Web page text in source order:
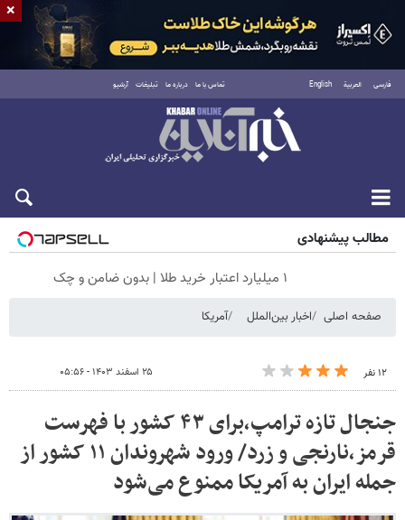
فارسی العربية English تماس با ما درباره ما تبلیغات آرشیو
پنجشنبه ۱۵ مرداد ۱۴۰۵
مطالب پیشنهادی
۱ میلیارد اعتبار خرید طلا | بدون ضامن و چک
صفحه اصلی اخبار بین‌الملل آمریکا
۱۲ نفر ۲۵ اسفند ۱۴۰۳ - ۰۵:۵۶
جنجال تازه ترامپ،برای ۴۳ کشور با فهرست
قرمز،نارنجی و زرد/ ورود شهروندان ۱۱ کشور از
جمله ایران به آمریکا ممنوع می‌شود
×